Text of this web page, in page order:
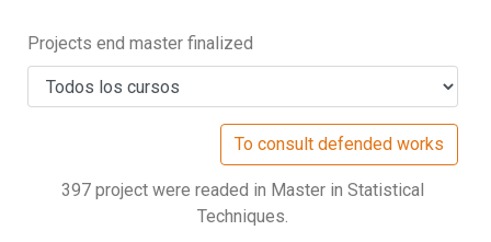
Projects end master finalized
397 project were readed in Master in Statistical
Techniques.